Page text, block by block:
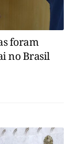
foram
no Brasil